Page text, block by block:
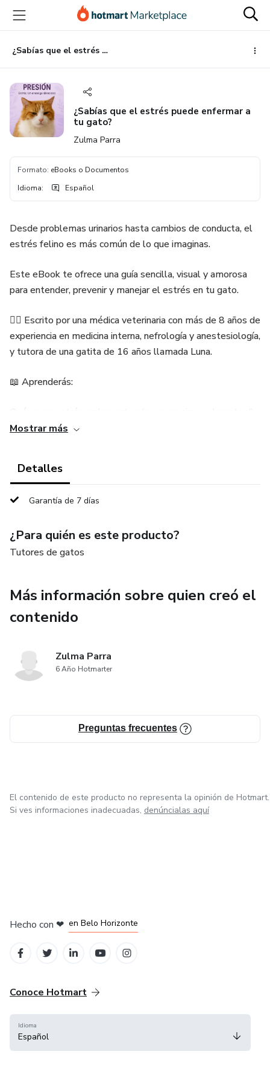
principal
página
de
página
¿Sabías que el estrés puede enfermar a tu gato?
¿Sabías que el estrés puede enfermar a
tu gato?
Zulma Parra
Formato: eBooks o Documentos
Idioma: Español
Desde problemas urinarios hasta cambios de conducta, el
estrés felino es más común de lo que imaginas.
Este eBook te ofrece una guía sencilla, visual y amorosa
para entender, prevenir y manejar el estrés en tu gato.
👩‍⚕️ Escrito por una médica veterinaria con más de 8 años de
experiencia en medicina interna, nefrología y anestesiología,
y tutora de una gatita de 16 años llamada Luna.
📖 Aprenderás:
Enfermedades relacionadas al estrés
Recursos y productos que realmente ayudan
Tips prácticos para tutores ocupados
Ideal para tutores que aman a sus gatos y quieren
brindarles una vida más feliz, equilibrada y saludable.
Mostrar más
Detalles
Garantía de 7 días
¿Para quién es este producto?
Tutores de gatos
Más información sobre quien creó el
contenido
Zulma Parra
6 Año Hotmarter
Preguntas frecuentes
El contenido de este producto no representa la opinión de Hotmart.
Si ves informaciones inadecuadas, denúncialas aquí
Hecho con ❤ en Belo Horizonte
Conoce Hotmart
Idioma
Español